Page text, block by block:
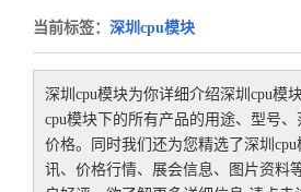
当前标签： 深圳cpu模块
深圳cpu模块为你详细介绍深圳cpu模
cpu模块 下的所有产品的用途、型号
价格。同时我们还为您精选了深圳cpu
讯、价格行情、展会信息、图片资料